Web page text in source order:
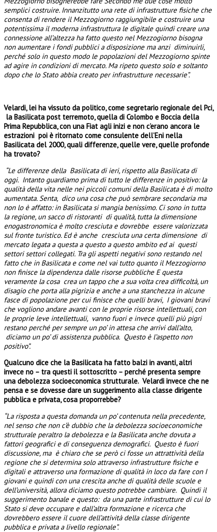
semplici costruire. Innanzitutto una rete di infrastrutture fisiche che
consenta di rendere il Mezzogiorno raggiungibile e costruire una
potentissima il moderna infrastruttura le digitale quindi creare una
connessione all’altezza ha fatto questo nel Mezzogiorno bisogna
non aumentare i fondi pubblici a disposizione ma anzi diminuirli,
perché solo in questo modo le popolazioni del Mezzogiorno spinte
ad agire in condizioni di mercato. Ma ripeto questo solo e soltanto
dopo che lo Stato abbia creato per infrastrutture necessarie”.
Velardi, lei ha vissuto da politico, come segretario regionale del Pci,
la Basilicata post terremoto, quella di Colombo e Boccia della
Prima Repubblica, con una Fiat agli inizi e non c’erano ancora le
estrazioni poi è ritornato come consulente dell’Eni nella
Basilicata del 2000, quali differenze, quelle vere, quelle profonde
ha trovato?
“Le differenze della Basilicata di ieri, rispetto alla Basilicata di
oggi. Intanto guardiamo prima di tutto le differenze in positivo: la
qualità della vita nelle nei piccoli comuni della Basilicata è di molto
aumentata. Senta, dico una cosa che può sembrare secondaria ma
non lo è affatto: in Basilicata si mangia benissimo. Ci sono in tutta
la regione, un sacco di ristoranti di qualità, tutta la dimensione
enogastronomica è molto cresciuta e dovrebbe essere valorizzata
sul fronte turistico. Ed è anche cresciuta una certa dimensione di
mercato legata a questa a questo a questo ambito ed ai questi
settori settori collegati. Tra gli aspetti negativi sono restando nel
fatto che in Basilicata e come nel vai tutto quanto il Mezzogiorno
non finisce la dipendenza dalle risorse pubbliche E questa
veramente la cosa crea un tappo che a sua volta crea difficoltà, un
disagio che porta alla pigrizia e anche a una stanchezza in alcune
fasce di popolazione per cui finisce che quelli bravi, I giovani bravi
che vogliono andare avanti con le proprie risorse intellettuali, con
le proprie leve intellettuali, vanno fuori e invece quelli più pigri
restano perché per sempre un po’ in attesa che arrivi dall’alto,
diciamo un po’ di assistenza pubblica. Questo è l’aspetto non
positivo”.
Qualcuno dice che la Basilicata ha fatto balzi in avanti, altri
invece no – tra questi il sottoscritto – perché presenta sempre
una debolezza socioeconomica strutturale. Velardi invece che ne
pensa e se dovesse dare un suggerimento alla classe dirigente
pubblica e privata, cosa proporrebbe?
“La risposta a questa domanda un po’ contenuta nella precedente,
nel senso che non c’è dubbio che la debolezza socioeconomiche
strutturale peraltro la debolezza e la Basilicata anche dovuta a
fattori geografici e di conseguenza demografici. Questo è fuori
discussione, ma è chiaro che se però ci fosse un attrattività della
regione che si determina solo attraverso infrastrutture fisiche e
digitali e attraverso una formazione di qualità in loco da fare con I
giovani e quindi con una crescita anche di qualità delle scuole e
dell’università, allora diciamo questo potrebbe cambiare. Quindi il
suggerimento banale e questo: da una parte infrastrutture di cui lo
Stato si deve occupare e dall’altra formazione e ricerca che
dovrebbero essere il cuore dell’attività della classe dirigente
pubblica e privata a livello regionale”.